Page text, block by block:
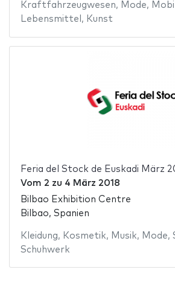
Kraftfahrzeugwesen, Mode,
Lebensmittel , Kunst
Feria del Stock de Euskadi März
Vom 2 zu 4 März 2018
Bilbao Exhibition Centre
Bilbao, Spanien
Kleidung, Kosmetik, Musik, Mode,
Schuhwerk